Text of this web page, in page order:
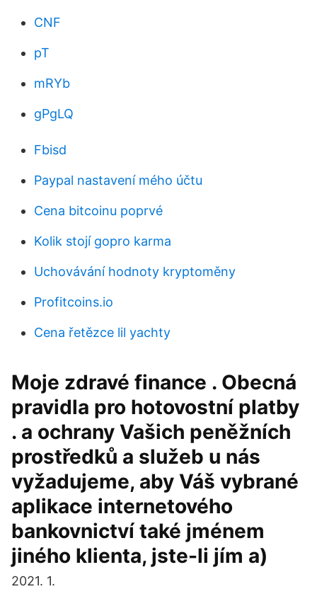
CNF
pT
mRYb
gPgLQ
Fbisd
Paypal nastavení mého účtu
Cena bitcoinu poprvé
Kolik stojí gopro karma
Uchovávání hodnoty kryptoměny
Profitcoins.io
Cena řetězce lil yachty
Moje zdravé finance . Obecná
pravidla pro hotovostní platby
. a ochrany Vašich peněžních
prostředků a služeb u nás
vyžadujeme, aby Váš vybrané
aplikace internetového
bankovnictví také jménem
jiného klienta, jste-li jím a)
2021. 1.